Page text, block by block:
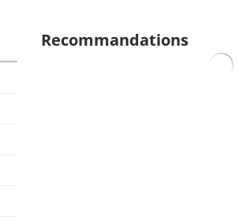
Recommandations